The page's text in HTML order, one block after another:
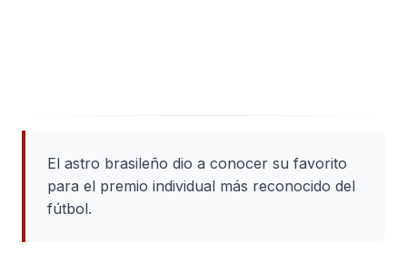
El astro brasileño dio a conocer su favorito
para el premio individual más reconocido del
fútbol.